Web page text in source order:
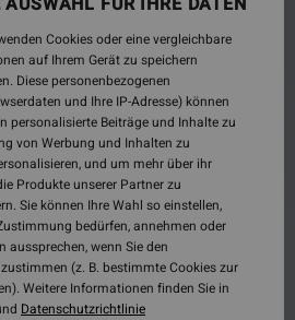
Cookies oder eine vergleichbare
auf Ihrem Gerät zu speichern
Diese personenbezogenen
und Ihre IP-Adresse) können
personalisierte Beiträge und Inhalte zu
von Werbung und Inhalten zu
und um mehr über ihr
Produkte unserer Partner zu
Sie können Ihre Wahl so einstellen,
bedürfen, annehmen oder
aussprechen, wenn Sie den
(z. B. bestimmte Cookies zur
Weitere Informationen finden Sie in
Datenschutzrichtlinie